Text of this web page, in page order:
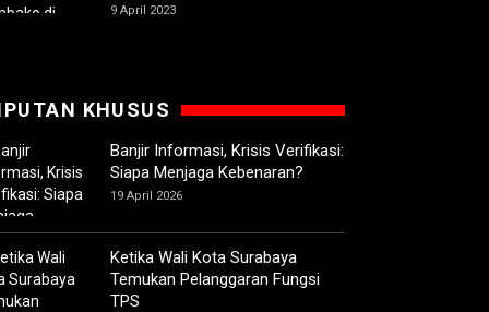
9 April 2023
KHUSUS
Banjir Informasi, Krisis Verifikasi:
Siapa Menjaga Kebenaran?
19 April 2026
Ketika Wali Kota Surabaya
Temukan Pelanggaran Fungsi
TPS